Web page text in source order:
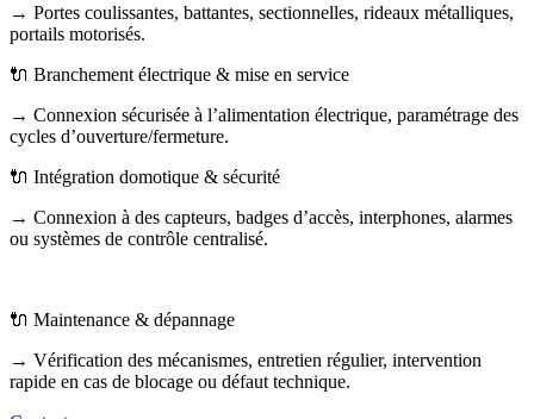
→ Portes coulissantes, battantes, sectionnelles, rideaux métalliques,
portails motorisés.
🔌 Branchement électrique & mise en service
→ Connexion sécurisée à l’alimentation électrique, paramétrage des
cycles d’ouverture/fermeture.
🔌 Intégration domotique & sécurité
→ Connexion à des capteurs, badges d’accès, interphones, alarmes
ou systèmes de contrôle centralisé.
🔌 Maintenance & dépannage
→ Vérification des mécanismes, entretien régulier, intervention
rapide en cas de blocage ou défaut technique.